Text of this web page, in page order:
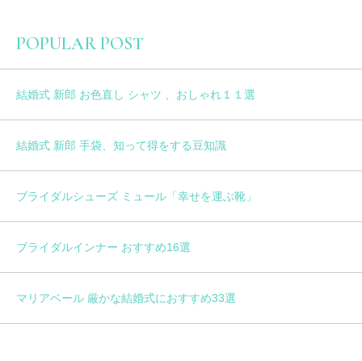
POPULAR POST
結婚式 新郎 お色直し シャツ 、おしゃれ１１選
結婚式 新郎 手袋、知って得をする豆知識
ブライダルシューズ ミュール「幸せを運ぶ靴」
ブライダルインナー おすすめ16選
マリアベール 厳かな結婚式におすすめ33選